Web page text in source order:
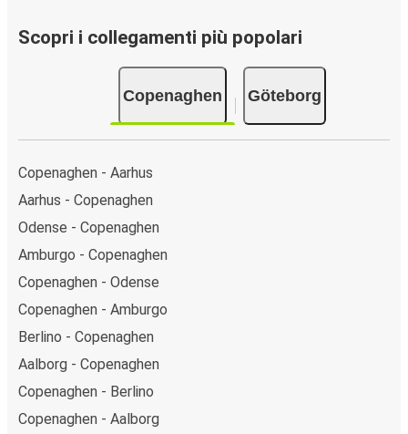
Scopri i collegamenti più popolari
Copenaghen Göteborg
Copenaghen - Aarhus
Aarhus - Copenaghen
Odense - Copenaghen
Amburgo - Copenaghen
Copenaghen - Odense
Copenaghen - Amburgo
Berlino - Copenaghen
Aalborg - Copenaghen
Copenaghen - Berlino
Copenaghen - Aalborg